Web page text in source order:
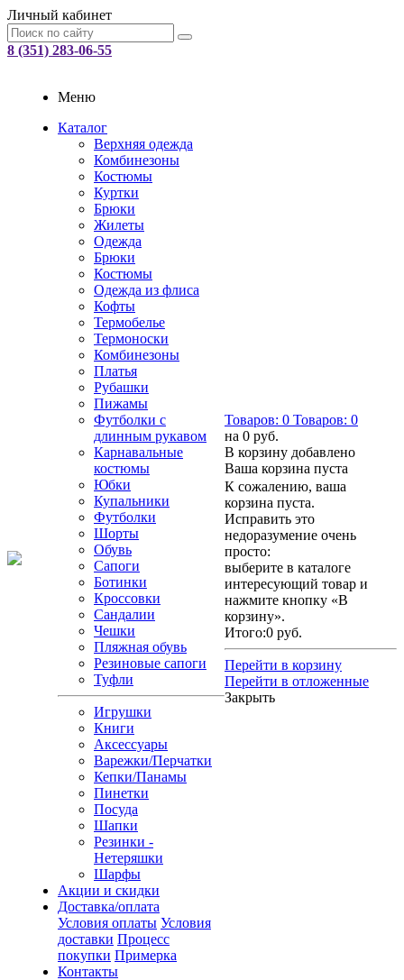
Личный кабинет
8 (351) 283-06-55
Меню
Каталог
Верхняя одежда
Комбинезоны
Костюмы
Куртки
Брюки
Жилеты
Одежда
Брюки
Костюмы
Одежда из флиса
Кофты
Термобелье
Термоноски
Комбинезоны
Платья
Рубашки
Пижамы
Футболки с
длинным рукавом
Карнавальные
костюмы
Юбки
Купальники
Футболки
Шорты
Обувь
Сапоги
Ботинки
Кроссовки
Сандалии
Чешки
Пляжная обувь
Резиновые сапоги
Туфли
Игрушки
Книги
Аксессуары
Варежки/Перчатки
Кепки/Панамы
Пинетки
Посуда
Шапки
Резинки -
Нетеряшки
Шарфы
Акции и скидки
Доставка/оплата
Условия оплаты Условия
доставки Процесс
покупки Примерка
Контакты
Товаров: 0 Товаров: 0
на 0 руб.
В корзину добавлено
Ваша корзина пуста
К сожалению, ваша
корзина пуста.
Исправить это
недоразумение очень
просто:
выберите в каталоге
интересующий товар и
нажмите кнопку «В
корзину».
Итого:0 руб.
Перейти в корзину
Перейти в отложенные
Закрыть